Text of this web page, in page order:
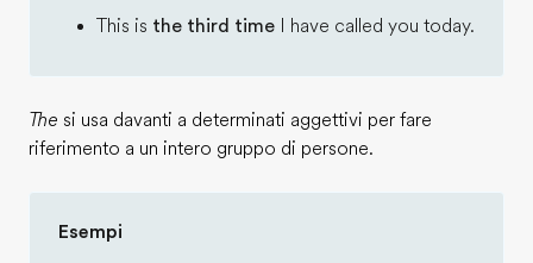
This is the third time I have called you today.
The si usa davanti a determinati aggettivi per fare
riferimento a un intero gruppo di persone.
Esempi